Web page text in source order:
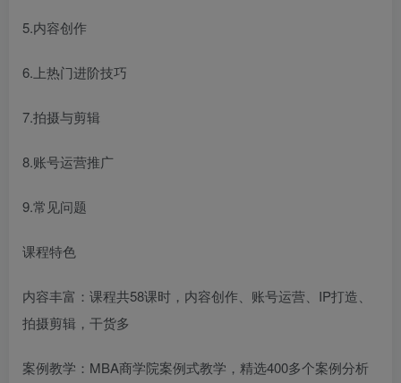
5.内容创作
6.上热门进阶技巧
7.拍摄与剪辑
8.账号运营推广
9.常见问题
课程特色
内容丰富：课程共58课时，内容创作、账号运营、IP打造、
拍摄剪辑，干货多
案例教学：MBA商学院案例式教学，精选400多个案例分析